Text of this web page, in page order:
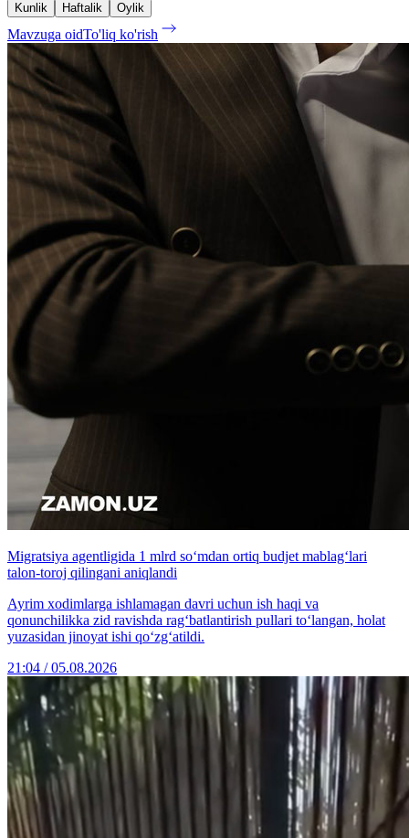
Kunlik Haftalik Oylik
Mavzuga oidTo'liq ko'rish
Migratsiya agentligida 1 mlrd so‘mdan ortiq budjet mablag‘lari
talon-toroj qilingani aniqlandi
Ayrim xodimlarga ishlamagan davri uchun ish haqi va
qonunchilikka zid ravishda rag‘batlantirish pullari to‘langan, holat
yuzasidan jinoyat ishi qo‘zg‘atildi.
21:04 / 05.08.2026